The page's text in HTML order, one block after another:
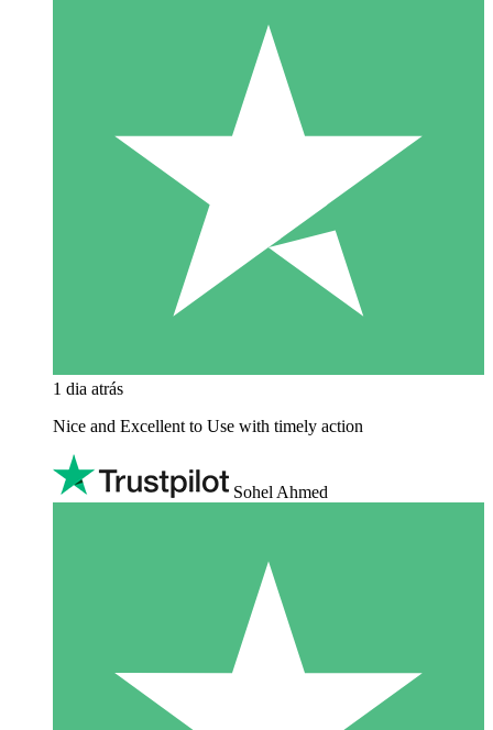
1 dia atrás
Nice and Excellent to Use with timely action
Sohel Ahmed